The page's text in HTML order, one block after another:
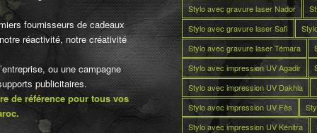
fournisseurs de cadeaux
réactivité, notre créativité
ou une campagne
publicitaires.
de référence pour tous vos
Stylo avec gravure laser Nador
Stylo avec gravure laser Safi
Stylo avec gravure laser Témara
Stylo avec impression UV Agadir
Stylo avec impression UV Dakhla
Stylo avec impression UV Fès
Stylo avec impression UV Kénitra